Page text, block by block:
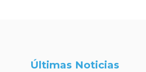
Últimas Noticias